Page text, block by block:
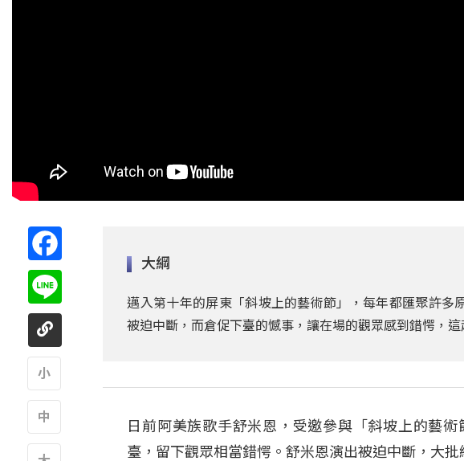
大綱
邁入第十年的屏東「斜坡上的藝術節」，每年都匯聚許多
被迫中斷，而倉促下臺的憾事，讓在場的觀眾感到錯愕，
日前阿美族歌手舒米恩，受邀參與「斜坡上的藝
臺，留下觀眾相當錯愕。舒米恩演出被迫中斷，大